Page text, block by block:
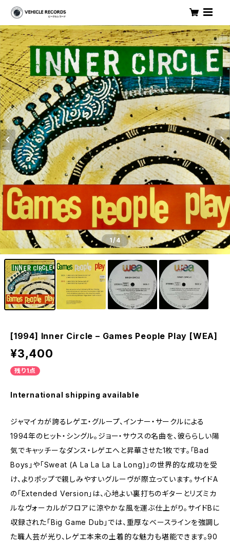
1/4
[1994] Inner Circle – Games People Play [WEA]
¥3,400
残り1点
International shipping available
ジャマイカが誇るレゲエ・グループ、インナー・サークルによる
1994年のヒット・シングル。ジョー・サウスの名曲を、彼ららしい陽
気でキャッチーなダンス・レゲエへと昇華させた1枚です。「Bad
Boys」や「Sweat (A La La La La Long)」の世界的な成功を受
け、よりポップで親しみやすいグルーヴが際立っています。サイドA
の「Extended Version」は、心地よい裏打ちのギターとリズミカ
ルなヴォーカルがフロアに涼やかな風を運ぶ仕上がり。サイドBに
収録された「Big Game Dub」では、重厚なベースラインを強調し
た職人芸が光り、レゲエ本来の土着的な魅力も堪能できます。90